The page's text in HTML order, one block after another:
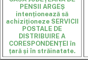
PENSII ARGEȘ
intenționează să
achiziționeze SERVICII
POSTALE DE
DISTRIBUIRE A
CORESPONDENȚEI în
țară și în străinatate.